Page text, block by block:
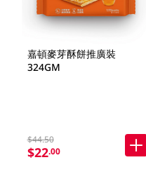
嘉頓麥芽酥餅推廣裝
324GM
$44.50
$22.00